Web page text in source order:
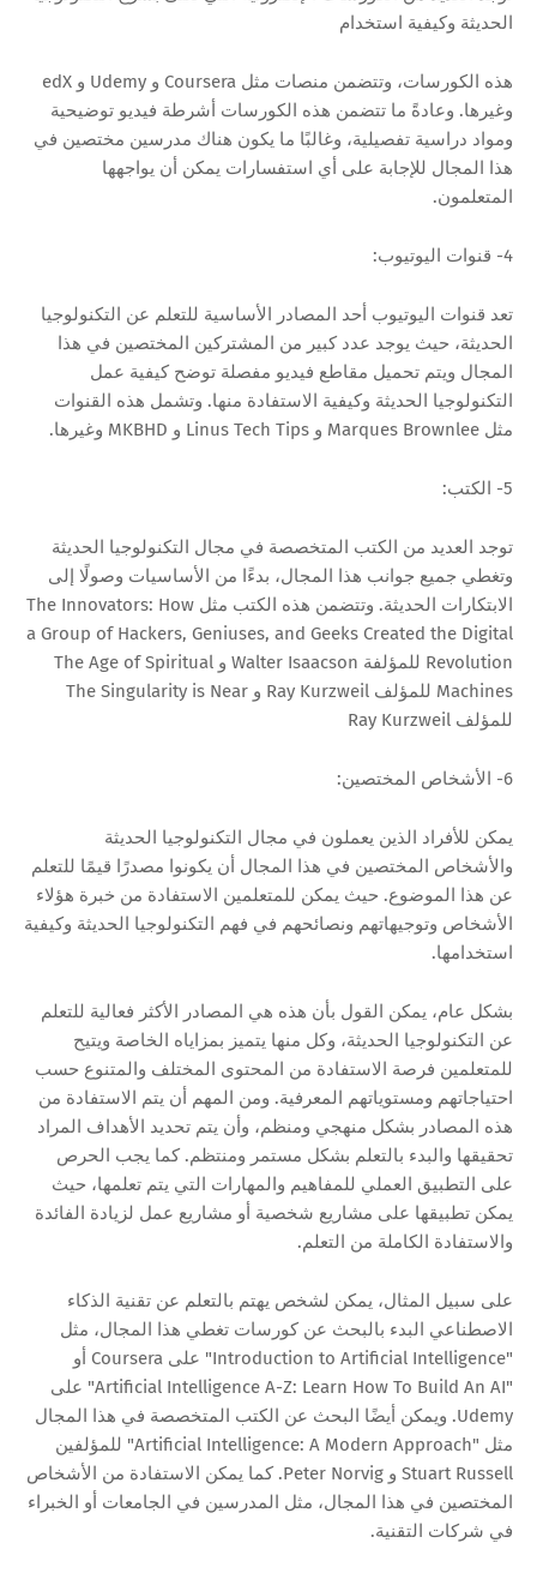
الحديثة وكيفية استخدام
هذه الكورسات، وتتضمن منصات مثل Coursera و Udemy و edX
وغيرها. وعادةً ما تتضمن هذه الكورسات أشرطة فيديو توضيحية
ومواد دراسية تفصيلية، وغالبًا ما يكون هناك مدرسين مختصين في
هذا المجال للإجابة على أي استفسارات يمكن أن يواجهها
المتعلمون.
4- قنوات اليوتيوب:
تعد قنوات اليوتيوب أحد المصادر الأساسية للتعلم عن التكنولوجيا
الحديثة، حيث يوجد عدد كبير من المشتركين المختصين في هذا
المجال ويتم تحميل مقاطع فيديو مفصلة توضح كيفية عمل
التكنولوجيا الحديثة وكيفية الاستفادة منها. وتشمل هذه القنوات
مثل Marques Brownlee و Linus Tech Tips و MKBHD وغيرها.
5- الكتب:
توجد العديد من الكتب المتخصصة في مجال التكنولوجيا الحديثة
وتغطي جميع جوانب هذا المجال، بدءًا من الأساسيات وصولًا إلى
الابتكارات الحديثة. وتتضمن هذه الكتب مثل The Innovators: How
a Group of Hackers, Geniuses, and Geeks Created the Digital
Revolution للمؤلفة Walter Isaacson و The Age of Spiritual
Machines للمؤلف Ray Kurzweil و The Singularity is Near
للمؤلف Ray Kurzweil
6- الأشخاص المختصين:
يمكن للأفراد الذين يعملون في مجال التكنولوجيا الحديثة
والأشخاص المختصين في هذا المجال أن يكونوا مصدرًا قيمًا للتعلم
عن هذا الموضوع. حيث يمكن للمتعلمين الاستفادة من خبرة هؤلاء
الأشخاص وتوجيهاتهم ونصائحهم في فهم التكنولوجيا الحديثة وكيفية
استخدامها.
بشكل عام، يمكن القول بأن هذه هي المصادر الأكثر فعالية للتعلم
عن التكنولوجيا الحديثة، وكل منها يتميز بمزاياه الخاصة ويتيح
للمتعلمين فرصة الاستفادة من المحتوى المختلف والمتنوع حسب
احتياجاتهم ومستوياتهم المعرفية. ومن المهم أن يتم الاستفادة من
هذه المصادر بشكل منهجي ومنظم، وأن يتم تحديد الأهداف المراد
تحقيقها والبدء بالتعلم بشكل مستمر ومنتظم. كما يجب الحرص
على التطبيق العملي للمفاهيم والمهارات التي يتم تعلمها، حيث
يمكن تطبيقها على مشاريع شخصية أو مشاريع عمل لزيادة الفائدة
والاستفادة الكاملة من التعلم.
على سبيل المثال، يمكن لشخص يهتم بالتعلم عن تقنية الذكاء
الاصطناعي البدء بالبحث عن كورسات تغطي هذا المجال، مثل
"Introduction to Artificial Intelligence" على Coursera أو
"Artificial Intelligence A-Z: Learn How To Build An AI" على
Udemy. ويمكن أيضًا البحث عن الكتب المتخصصة في هذا المجال
مثل "Artificial Intelligence: A Modern Approach" للمؤلفين
Stuart Russell و Peter Norvig. كما يمكن الاستفادة من الأشخاص
المختصين في هذا المجال، مثل المدرسين في الجامعات أو الخبراء
في شركات التقنية.